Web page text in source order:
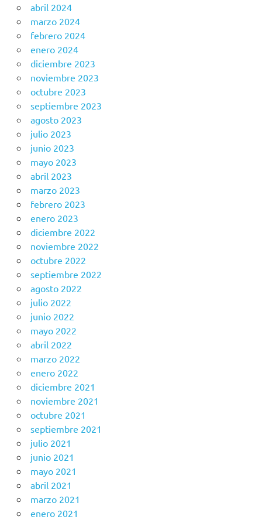
abril 2024
marzo 2024
febrero 2024
enero 2024
diciembre 2023
noviembre 2023
octubre 2023
septiembre 2023
agosto 2023
julio 2023
junio 2023
mayo 2023
abril 2023
marzo 2023
febrero 2023
enero 2023
diciembre 2022
noviembre 2022
octubre 2022
septiembre 2022
agosto 2022
julio 2022
junio 2022
mayo 2022
abril 2022
marzo 2022
enero 2022
diciembre 2021
noviembre 2021
octubre 2021
septiembre 2021
julio 2021
junio 2021
mayo 2021
abril 2021
marzo 2021
enero 2021